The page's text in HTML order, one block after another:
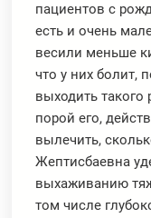
пациентов с
есть и очень
весили меньше
что у них болит,
выходить такого
порой его,
вылечить,
Жептисбаевна
выхаживанию
том числе